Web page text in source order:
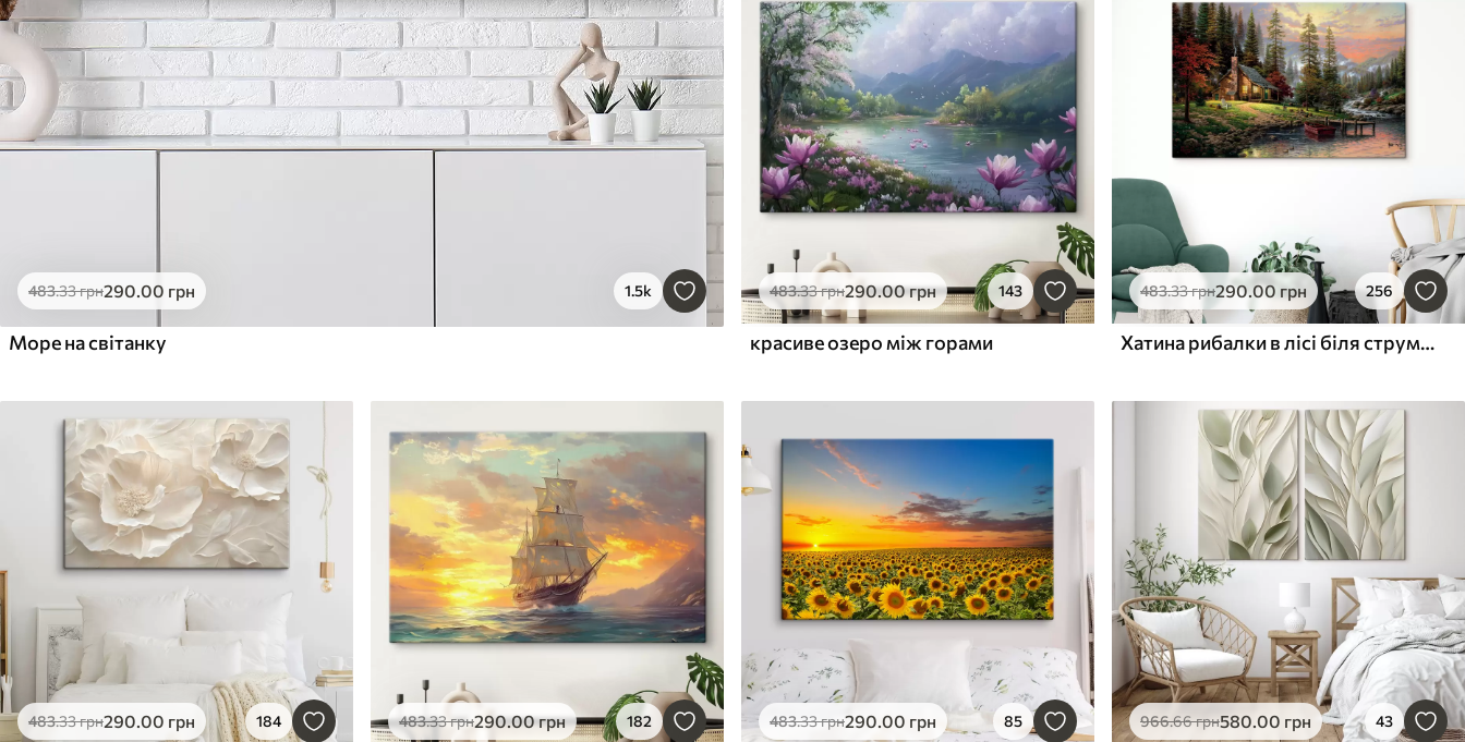
483.33грн290.00 грн 1.5k
Море на світанку
483.33грн290.00грн 143
красиве озеро між горами
483.33грн290.00 грн 256
Хатина рибалки в лісі біля струмка
483.33грн290.00 грн 184 483.33грн290.00грн 182 483.33грн290.00 грн 85 966.66грн580.00 грн 43